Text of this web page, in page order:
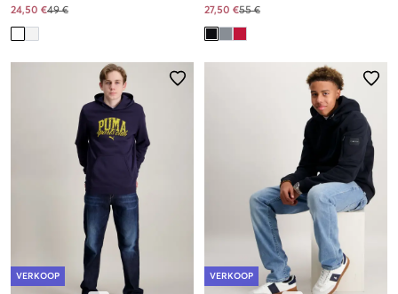
24,50 €49 € 27,50 €55 €
VERKOOP VERKOOP